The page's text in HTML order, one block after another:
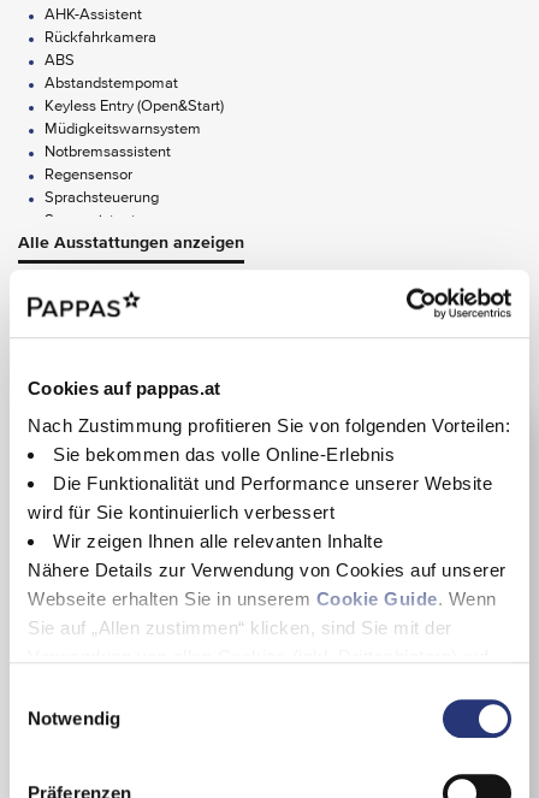
Cookies auf pappas.at
Nach Zustimmung profitieren Sie von folgenden Vorteilen:
Sie bekommen das volle Online-Erlebnis
Die Funktionalität und Performance unserer Website
wird für Sie kontinuierlich verbessert
Wir zeigen Ihnen alle relevanten Inhalte
Nähere Details zur Verwendung von Cookies auf unserer
Webseite erhalten Sie in unserem Cookie Guide. Wenn
Sie auf „Allen zustimmen“ klicken, sind Sie mit der
diese Webseite auch in Zukunft zu verbessern und
Wenn Sie nur einzelne Cookies erlauben wollen, können
Notwendig
Präferenzen
AHK-Assistent
Rückfahrkamera
ABS
Abstandstempomat
Keyless Entry (Open&Start)
Müdigkeitswarnsystem
Notbremsassistent
Regensensor
Sprachsteuerung
Spurassistent
Spurwechselassistent
Stabilitätsprogramm (ESP)
Start/Stop-Automatik
Tempomat
Verkehrszeichenerkennung
Navigation
Bluetooth(f. Handy)
Bordcomputer
Musikstreaming
Wlan
hochwertiges Soundsystem
EXTERIEUR
Alle Ausstattungen anzeigen
Pappas Steiermark GmbH
8051 Graz